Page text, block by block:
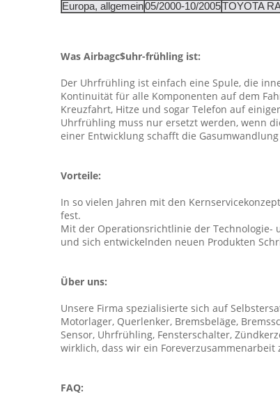
Europa, allgemein05/2000-10/2005TOYOTA
Was Airbagc$uhr-frühling ist:
Der Uhrfrühling ist einfach eine Spule, die
Kontinuität für alle Komponenten auf dem
Kreuzfahrt, Hitze und sogar Telefon auf
Uhrfrühling muss nur ersetzt werden, wenn
einer Entwicklung schafft die
Vorteile:
In so vielen Jahren mit den
fest.
Mit der Operationsrichtlinie der Technologie-
und sich entwickelnden neuen Produkten
Über uns:
Unsere Firma spezialisierte sich auf
Motorlager, Querlenker, Bremsbeläge,
Sensor, Uhrfrühling, Fensterschalter,
wirklich, dass wir ein
FAQ: